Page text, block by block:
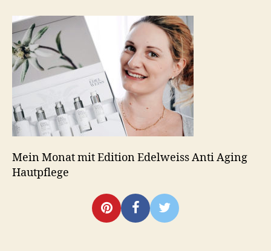
Edelweiss
Anti
Aging
Hautpflege
Mein Monat mit Edition Edelweiss Anti Aging
Hautpflege